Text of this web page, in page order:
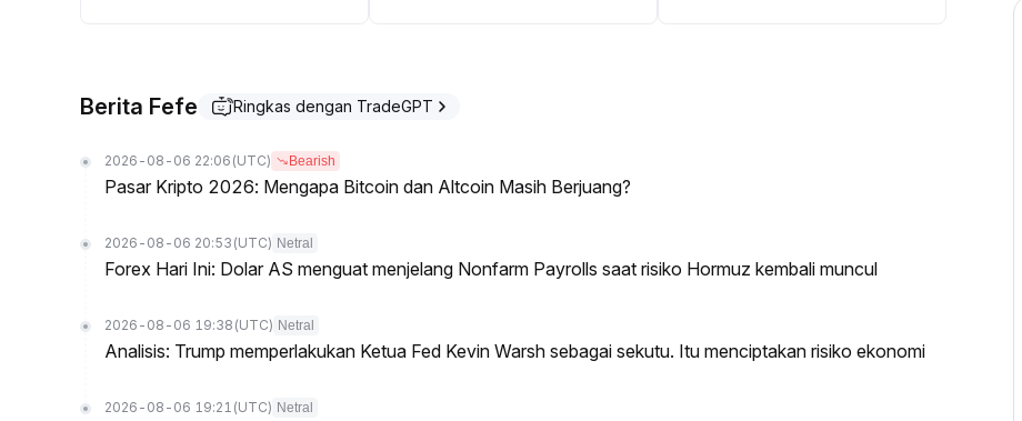
Berita Fefe Ringkas dengan TradeGPT
2026-08-06 22:06 (UTC) Bearish
Pasar Kripto 2026: Mengapa Bitcoin dan Altcoin Masih Berjuang?
2026-08-06 20:53 (UTC) Netral
Forex Hari Ini: Dolar AS menguat menjelang Nonfarm Payrolls saat risiko Hormuz kembali muncul
2026-08-06 19:38 (UTC) Netral
Analisis: Trump memperlakukan Ketua Fed Kevin Warsh sebagai sekutu. Itu menciptakan risiko ekonomi
2026-08-06 19:21 (UTC) Netral